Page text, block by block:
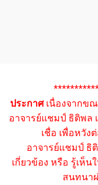
ประกาศเนื่องจากข
อาจารย์แชมป์ ธิติพล
เชื่อ เพื่อหวั
อาจารย์แชมป์ ธิ
เกี่ยวข้อง หรือ รู้เห็น
สนทนา